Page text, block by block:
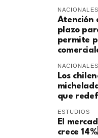
NACIONALES
Atención
plazo
permite
NACIONALES
Los
que
ESTUDIOS
El
crece